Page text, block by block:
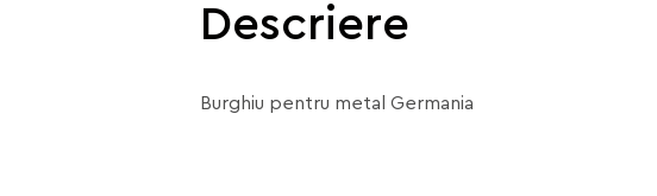
Descriere
Burghiu pentru metal Germania